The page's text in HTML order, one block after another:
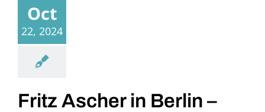
Oct
22, 2024
Fritz Ascher in Berlin –